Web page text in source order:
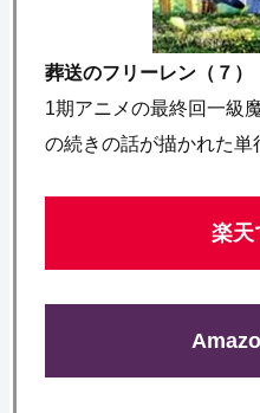
葬送のフリーレン（７）
1期アニメの最終回一級
の続きの話が描かれた単
楽天